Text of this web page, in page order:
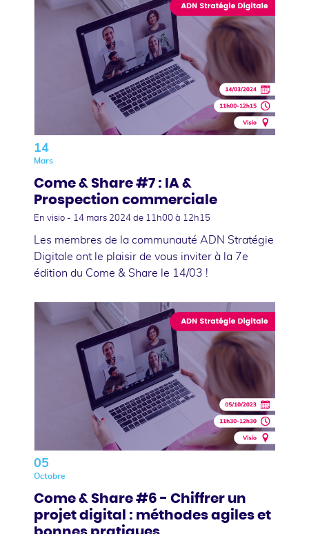
14
Mars
Come & Share #7 : IA &
Prospection commerciale
En visio - 14 mars 2024 de 11h00 à 12h15
Les membres de la communauté ADN Stratégie
Digitale ont le plaisir de vous inviter à la 7e
édition du Come & Share le 14/03 !
05
Octobre
Come & Share #6 - Chiffrer un
projet digital : méthodes agiles et